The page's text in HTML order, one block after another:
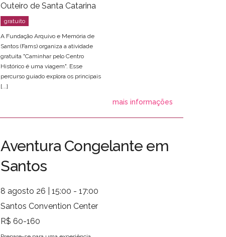
Outeiro de Santa Catarina
A Fundação Arquivo e Memória de
Santos (Fams) organiza a atividade
gratuita "Caminhar pelo Centro
Histórico é uma viagem". Esse
percurso guiado explora os principais
[...]
mais informações
Aventura Congelante em
Santos
8 agosto 26 | 15:00 - 17:00
Santos Convention Center
R$ 60-160